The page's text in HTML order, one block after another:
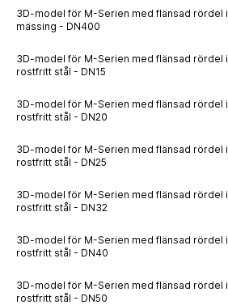
3D-model för M-Serien med flänsad rördel i
mässing - DN400
3D-model för M-Serien med flänsad rördel i
rostfritt stål - DN15
3D-model för M-Serien med flänsad rördel i
rostfritt stål - DN20
3D-model för M-Serien med flänsad rördel i
rostfritt stål - DN25
3D-model för M-Serien med flänsad rördel i
rostfritt stål - DN32
3D-model för M-Serien med flänsad rördel i
rostfritt stål - DN40
3D-model för M-Serien med flänsad rördel i
rostfritt stål - DN50